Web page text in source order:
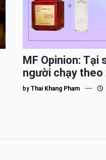
MF Opinion: Tại
người chạy theo
Dupe”?
by Thai Khang Pham